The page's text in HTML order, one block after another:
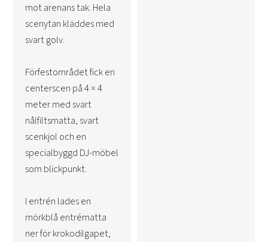
mot arenans tak. Hela
scenytan kläddes med
svart golv.
Förfestområdet fick en
centerscen på 4 × 4
meter med svart
nålfiltsmatta, svart
scenkjol och en
specialbyggd DJ-möbel
som blickpunkt.
I entrén lades en
mörkblå entrématta
ner för krokodilgapet,